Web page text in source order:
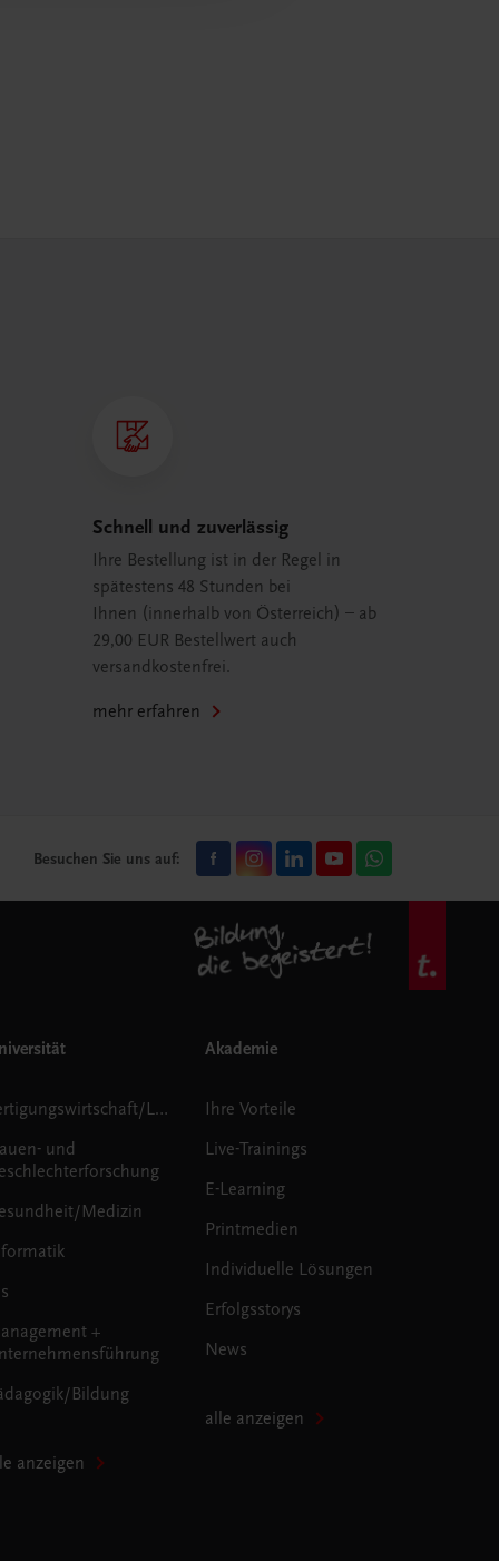
Schnell und zuverlässig
Ihre Bestellung ist in der Regel in
spätestens 48 Stunden bei
Ihnen (innerhalb von Österreich) – ab
29,00 EUR Bestellwert auch
versandkostenfrei.
mehr erfahren
Besuchen Sie uns auf:
Fertigungswirtschaft/Logistik
und
Medizin
+
Bildung
anzeigen
Akademie
Ihre Vorteile
Live-Trainings
E-Learning
Printmedien
Individuelle Lösungen
Erfolgsstorys
News
alle anzeigen